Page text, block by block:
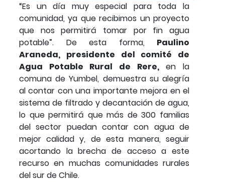
“Es un día muy especial para toda la
comunidad, ya que recibimos un proyecto
que nos permitirá tomar por fin agua
potable”. De esta forma, Paulino
Araneda, presidente del comité de
Agua Potable Rural de Rere,en la
comuna de Yumbel, demuestra su alegría
al contar con una importante mejora en el
sistema de filtrado y decantación de agua,
lo que permitirá que más de 300 familias
del sector puedan contar con agua de
mejor calidad y, de esta manera, seguir
acortando la brecha de acceso a este
recurso en muchas comunidades rurales
del sur de Chile.